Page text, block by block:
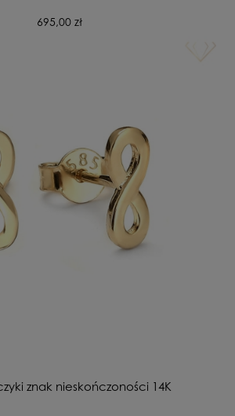
695,00 zł
znak nieskończoności 14K